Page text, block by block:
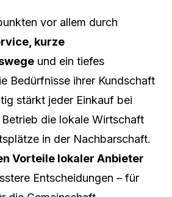
vor allem durch
kurze
und ein tiefes
Bedürfnisse ihrer Kundschaft
stärkt jeder Einkauf bei
die lokale Wirtschaft
in der Nachbarschaft.
Vorteile lokaler Anbieter
Entscheidungen – für